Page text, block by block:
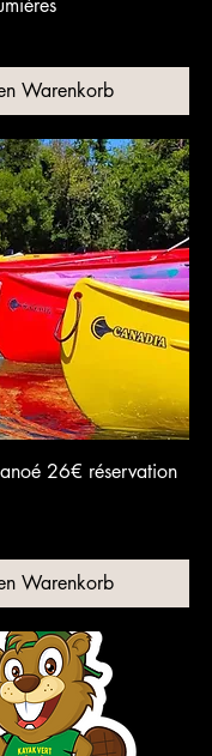
Warenkorb
26€ réservation
Warenkorb